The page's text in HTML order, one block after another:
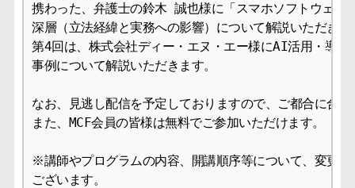
携わった、弁護士の鈴木 誠也様に「スマホソフトウェア
深層（立法経緯と実務への影響）について解説いただきま
第4回は、株式会社ディー・エヌ・エー様にAI活用・導入
事例について解説いただきます。
なお、見逃し配信を予定しておりますので、ご都合に合
また、MCF会員の皆様は無料でご参加いただけます。
※講師やプログラムの内容、開講順序等について、変更が
ございます。